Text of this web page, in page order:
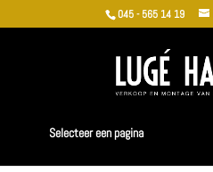
045 - 565 14 19
Selecteer een pagina